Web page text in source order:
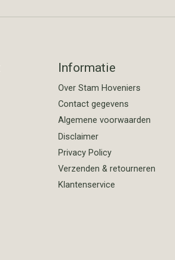
Informatie
Over Stam Hoveniers
Contact gegevens
Algemene voorwaarden
Disclaimer
Privacy Policy
Verzenden & retourneren
Klantenservice